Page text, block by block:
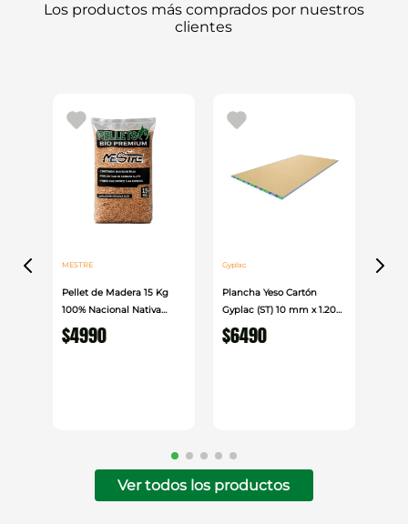
Los productos más comprados por nuestros
clientes
MESTRE
Pellet de Madera 15 Kg
100% Nacional Nativa
Mestre
$4990
Gyplac
Plancha Yeso Cartón
Gyplac (ST) 10 mm x 1.20
cm x 2.40cm
$6490
Ver todos los productos